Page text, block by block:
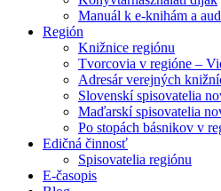
Manuál k e-knihám a
Región
Knižnice regiónu
Tvorcovia v regióne –
Adresár verejných
Slovenskí spisovatelia
Maďarskí spisovatelia
Po stopách básnikov v
Edičná činnosť
Spisovatelia regiónu
E-časopis